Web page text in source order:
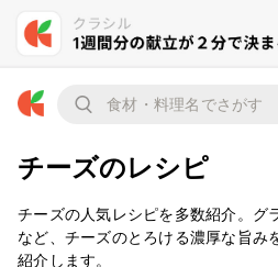
チーズのレシピ
チーズの人気レシピを多数紹介。グ
など、チーズのとろける濃厚な旨み
紹介します。